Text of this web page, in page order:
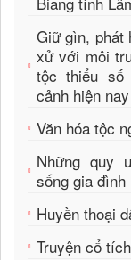
Giữ gìn, phát
xử với môi
tộc thiểu số
cảnh hiện nay
Văn hóa tộc
Những quy
sống gia
Huyền thoại
Truyện cổ